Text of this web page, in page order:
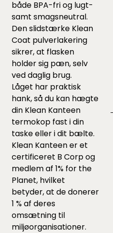
både BPA-fri og lugt-
samt smagsneutral.
Den slidstærke Klean
Coat pulverlakering
sikrer, at flasken
holder sig pæn, selv
ved daglig brug.
Låget har praktisk
hank, så du kan hægte
din Klean Kanteen
termokop fast i din
taske eller i dit bælte.
Klean Kanteen er et
certificeret B Corp og
medlem af 1% for the
Planet, hvilket
betyder, at de donerer
1 % af deres
omsætning til
miljøorganisationer.